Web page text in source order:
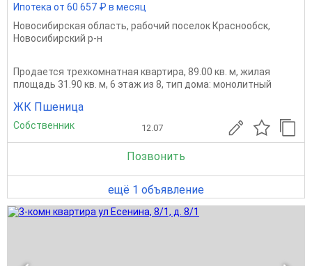
Ипотека от 60 657 ₽ в месяц
Новосибирская область, рабочий поселок Краснообск,
Новосибирский р-н
Продается трехкомнатная квартира, 89.00 кв. м, жилая
площадь 31.90 кв. м, 6 этаж из 8, тип дома: монолитный
ЖК Пшеница
Собственник 12.07
Позвонить
ещё 1 объявление